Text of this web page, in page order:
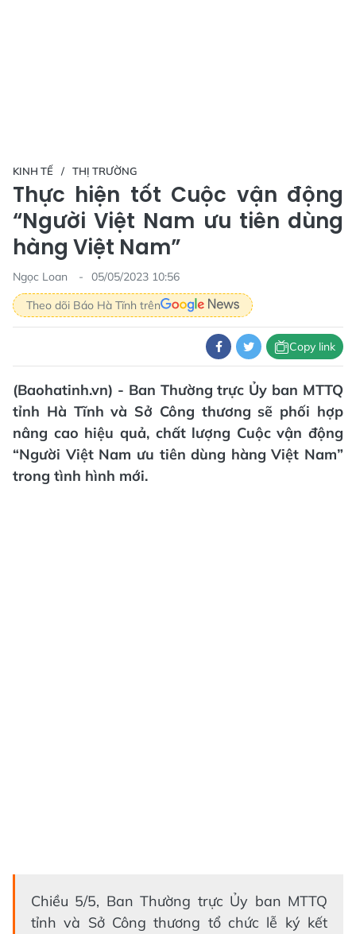
KINH TẾ THỊ TRƯỜNG
Thực hiện tốt Cuộc vận động
“Người Việt Nam ưu tiên dùng
hàng Việt Nam”
Ngọc Loan
05/05/2023 10:56
Theo dõi Báo Hà Tĩnh trên
Copy link
(Baohatinh.vn) - Ban Thường trực Ủy ban MTTQ
tỉnh Hà Tĩnh và Sở Công thương sẽ phối hợp
nâng cao hiệu quả, chất lượng Cuộc vận động
“Người Việt Nam ưu tiên dùng hàng Việt Nam”
trong tình hình mới.
Chiều 5/5, Ban Thường trực Ủy ban MTTQ
tỉnh và Sở Công thương tổ chức lễ ký kết